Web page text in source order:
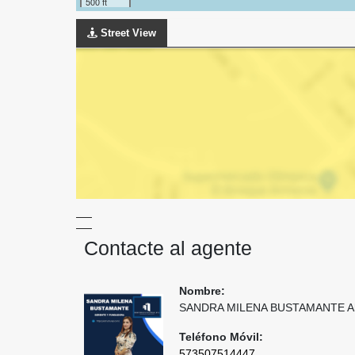
Street View
Contacte al agente
Nombre:
SANDRA MILENA BUSTAMANTE
Teléfono Móvil: